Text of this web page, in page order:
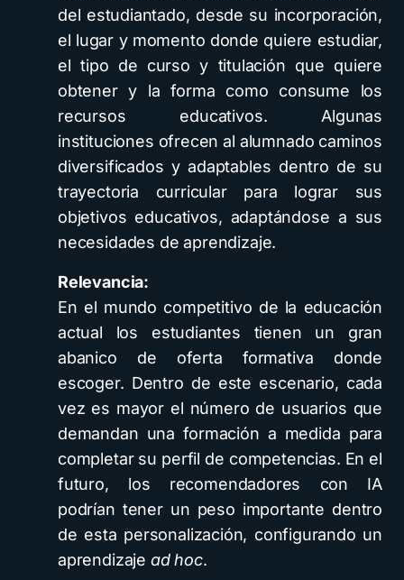
del estudiantado, desde su incorporación,
el lugar y momento donde quiere estudiar,
el tipo de curso y titulación que quiere
obtener y la forma como consume los
recursos educativos. Algunas
instituciones ofrecen al alumnado caminos
diversificados y adaptables dentro de su
trayectoria curricular para lograr sus
objetivos educativos, adaptándose a sus
necesidades de aprendizaje.
Relevancia:
En el mundo competitivo de la educación
actual los estudiantes tienen un gran
abanico de oferta formativa donde
escoger. Dentro de este escenario, cada
vez es mayor el número de usuarios que
demandan una formación a medida para
completar su perfil de competencias. En el
futuro, los recomendadores con IA
podrían tener un peso importante dentro
de esta personalización, configurando un
aprendizaje ad hoc.